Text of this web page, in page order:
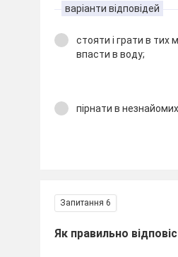
варіанти відповідей
стояти і грати в тих
впасти в воду;
пірнати в
Запитання 6
Як правильно